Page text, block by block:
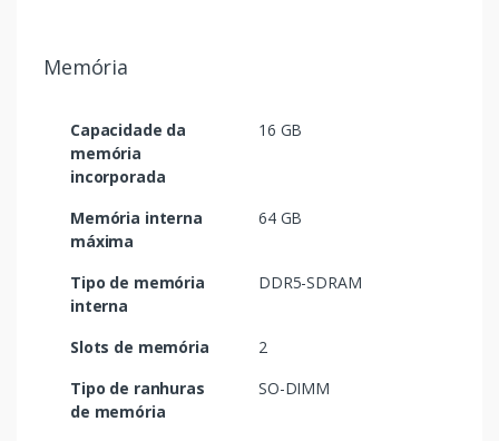
Memória
Capacidade da
memória
incorporada
16 GB
Memória interna
máxima
64 GB
Tipo de memória
interna
DDR5-SDRAM
Slots de memória
2
Tipo de ranhuras
de memória
SO-DIMM